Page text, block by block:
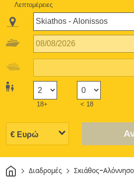
Λεπτομέρειες
18+ < 18
ΣπίτιΔιαδρομές Σκιάθος-